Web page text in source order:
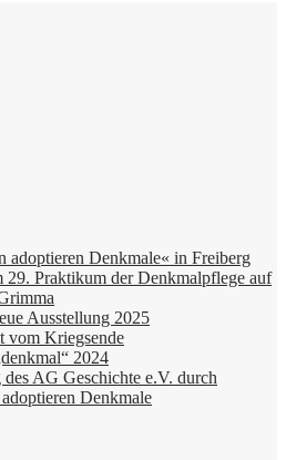
adoptieren Denkmale« in Freiberg
29. Praktikum der Denkmalpflege auf
Ausstellung 2025
vom Kriegsende
2024
AG Geschichte e.V. durch
Denkmale